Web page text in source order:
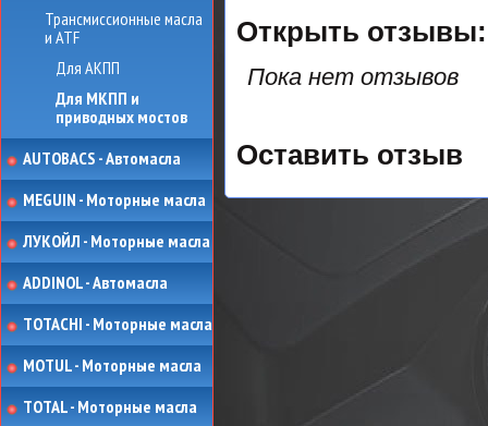
Трансмиссионные масла
и ATF
Для АКПП
Для МКПП и
приводных мостов
AUTOBACS - Автомасла
MEGUIN - Моторные масла
ЛУКОЙЛ - Моторные масла
ADDINOL - Автомасла
TOTACHI - Моторные масла
MOTUL - Моторные масла
TOTAL - Моторные масла
Открыть
Пока нет отзывов
Оставить отзыв